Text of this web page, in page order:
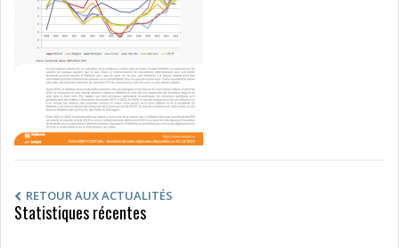
RETOUR AUX ACTUALITÉS
Statistiques récentes